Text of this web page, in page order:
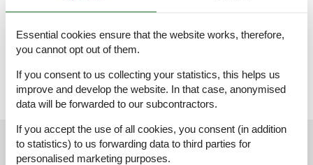
einem Ruheraum oder nutzen Sie den Fitnessraum.
Die Aufteilung der Unterkunft kann variieren. Die Grundrisse und
Bilder vermitteln einen guten Eindruck, dienen aber nur zur
Veranschaulichung.
External reviews Our guest reviewsExternal reviews
Essential cookies ensure that the website works, therefore,
you cannot opt out of them.
If you consent to us collecting your statistics, this helps us
improve and develop the website. In that case, anonymised
data will be forwarded to our subcontractors.
If you accept the use of all cookies, you consent (in addition
to statistics) to us forwarding data to third parties for
personalised marketing purposes.